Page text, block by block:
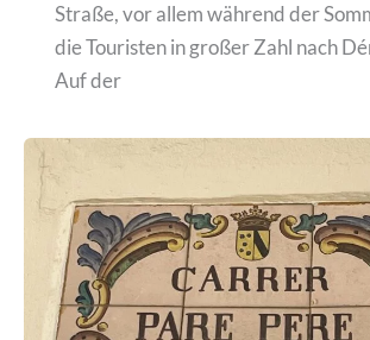
Straße, vor allem während der
die Touristen in großer Zahl nach
Auf der